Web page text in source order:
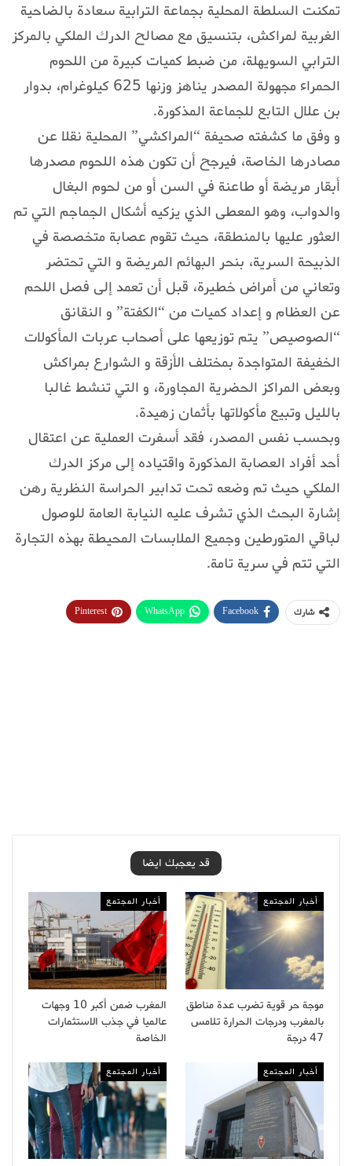
تمكنت السلطة المحلية بجماعة الترابية سعادة بالضاحية
الغربية لمراكش، بتنسيق مع مصالح الدرك الملكي بالمركز
الترابي السويهلة، من ضبط كميات كبيرة من اللحوم
الحمراء مجهولة المصدر يناهز وزنها 625 كيلوغرام، بدوار
بن علال التابع للجماعة المذكورة.
و وفق ما كشفته صحيفة “المراكشي” المحلية نقلا عن
مصادرها الخاصة، فيرجح أن تكون هذه اللحوم مصدرها
أبقار مريضة أو طاعنة في السن أو من لحوم البغال
والدواب، وهو المعطى الذي يزكيه أشكال الجماجم التي تم
العثور عليها بالمنطقة، حيث تقوم عصابة متخصصة في
الذبيحة السرية، بنحر البهائم المريضة و التي تحتضر
وتعاني من أمراض خطيرة، قبل أن تعمد إلى فصل اللحم
عن العظام و إعداد كميات من “الكفتة” و النقانق
“الصوصيص” يتم توزيعها على أصحاب عربات المأكولات
الخفيفة المتواجدة بمختلف الأزقة و الشوارع بمراكش
وبعض المراكز الحضرية المجاورة، و التي تنشط غالبا
بالليل وتبيع مأكولاتها بأثمان زهيدة.
وبحسب نفس المصدر، فقد أسفرت العملية عن اعتقال
أحد أفراد العصابة المذكورة واقتياده إلى مركز الدرك
الملكي حيث تم وضعه تحت تدابير الحراسة النظرية رهن
إشارة البحث الذي تشرف عليه النيابة العامة للوصول
لباقي المتورطين وجميع الملابسات المحيطة بهذه التجارة
التي تتم في سرية تامة.
شارك Facebook
WhatsApp
Pinterest
قد يعجبك ايضا
أخبار المجتمع
موجة حر قوية تضرب عدة مناطق
بالمغرب ودرجات الحرارة تلامس
47 درجة
أخبار المجتمع
المغرب ضمن أكبر 10 وجهات
عالميا في جذب الاستثمارات
الخاصة
أخبار المجتمع أخبار المجتمع